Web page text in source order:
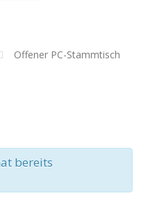
Offener PC-Stammtisch
bereits